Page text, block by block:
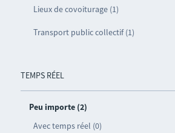
Lieux de covoiturage (1)
Transport public collectif (1)
TEMPS RÉEL
Peu importe (2)
Avec temps réel (0)